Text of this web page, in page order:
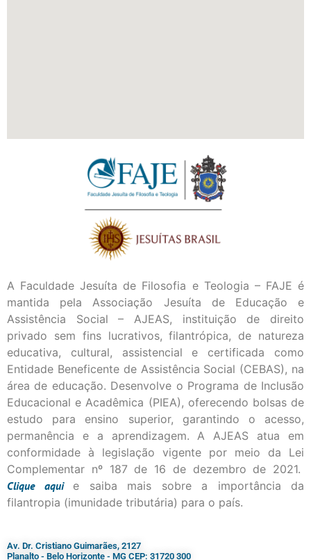
A Faculdade Jesuíta de Filosofia e Teologia – FAJE é
mantida pela Associação Jesuíta de Educação e
Assistência Social – AJEAS, instituição de direito
privado sem fins lucrativos, filantrópica, de natureza
educativa, cultural, assistencial e certificada como
Entidade Beneficente de Assistência Social (CEBAS), na
área de educação. Desenvolve o Programa de Inclusão
Educacional e Acadêmica (PIEA), oferecendo bolsas de
estudo para ensino superior, garantindo o acesso,
permanência e a aprendizagem. A AJEAS atua em
conformidade à legislação vigente por meio da Lei
Complementar nº 187 de 16 de dezembro de 2021.
Cliqueaqui
e saiba mais sobre a importância da
filantropia (imunidade tributária) para o país.
Av. Dr. Cristiano Guimarães, 2127
Planalto - Belo Horizonte - MG CEP: 31720 300